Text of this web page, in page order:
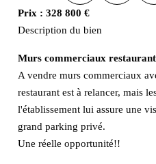
Prix : 328 800 €
Description du bien
Murs commerciaux
A vendre murs commerciaux
restaurant est à relancer, mais
l'établissement lui assure une
grand parking privé.
Une réelle opportunité!!